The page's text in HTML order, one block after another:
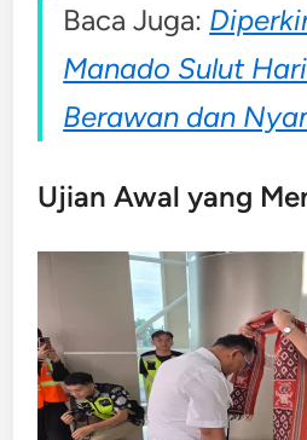
Baca Juga:
Manado Sulut
Berawan dan
Ujian Awal yang